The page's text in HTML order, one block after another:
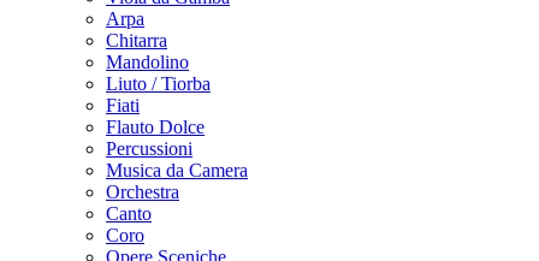
Arpa
Chitarra
Mandolino
Liuto / Tiorba
Fiati
Flauto Dolce
Percussioni
Musica da Camera
Orchestra
Canto
Coro
Opere Sceniche